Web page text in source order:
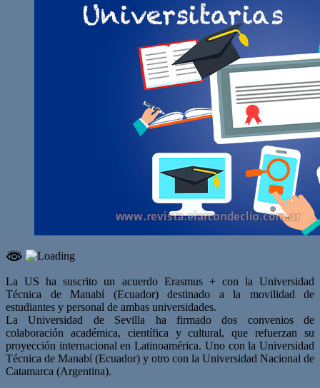
La US ha suscrito un acuerdo Erasmus + con la Universidad
Técnica de Manabí (Ecuador) destinado a la movilidad de
estudiantes y personal de ambas universidades.
La Universidad de Sevilla ha firmado dos convenios de
colaboración académica, científica y cultural, que refuerzan su
proyección internacional en Latinoamérica. Uno con la Universidad
Técnica de Manabí (Ecuador) y otro con la Universidad Nacional de
Catamarca (Argentina).